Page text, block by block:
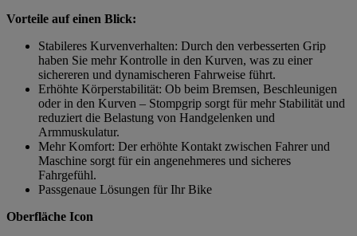
Vorteile auf einen Blick:
Stabileres Kurvenverhalten: Durch den verbesserten Grip
haben Sie mehr Kontrolle in den Kurven, was zu einer
sichereren und dynamischeren Fahrweise führt.
Erhöhte Körperstabilität: Ob beim Bremsen, Beschleunigen
oder in den Kurven – Stompgrip sorgt für mehr Stabilität und
reduziert die Belastung von Handgelenken und
Armmuskulatur.
Mehr Komfort: Der erhöhte Kontakt zwischen Fahrer und
Maschine sorgt für ein angenehmeres und sicheres
Fahrgefühl.
Passgenaue Lösungen für Ihr Bike
Oberfläche Icon